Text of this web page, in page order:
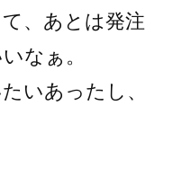
、あとは発注
なぁ。
いあったし、